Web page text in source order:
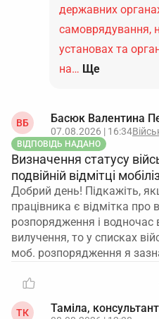
державних
самоврядування,
установах та
на… Ще
ВБ Басюк Валентина
07.08.2026 | 16:34
ВІДПОВІДЬ НАДАНО
Визначення статусу
подвійній відмітці
Добрий день! Підкажіть,
працівника є відмітка про
розпорядження і водночас
вилучення, то у списках
моб. розпорядження я
ТК Таміла, консультант